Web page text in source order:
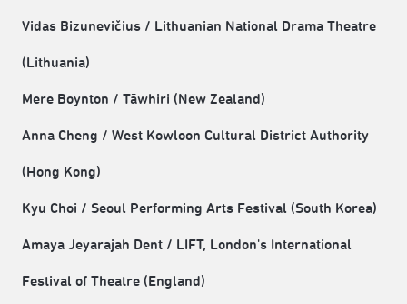
Vidas Bizunevičius / Lithuanian National Drama Theatre
(Lithuania)
Mere Boynton / Tāwhiri (New Zealand)
Anna Cheng / West Kowloon Cultural District Authority
(Hong Kong)
Kyu Choi / Seoul Performing Arts Festival (South Korea)
Amaya Jeyarajah Dent / LIFT, London's International
Festival of Theatre (England)